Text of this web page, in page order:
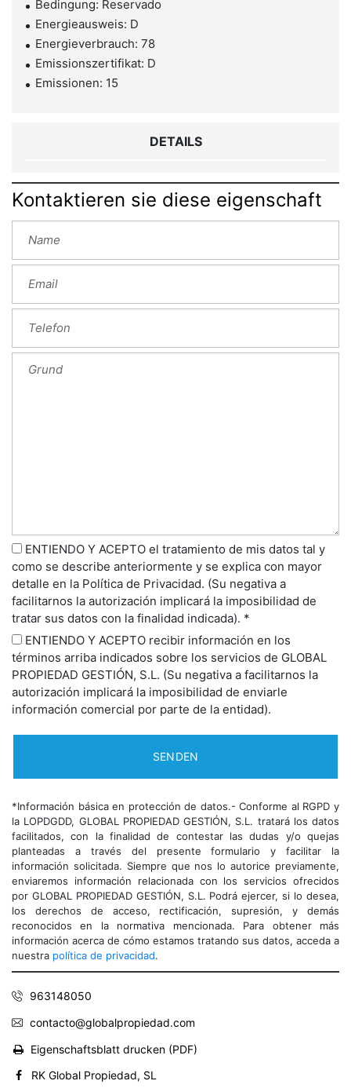
Bedingung: Reservado
Energieausweis: D
Energieverbrauch: 78
Emissionszertifikat: D
Emissionen: 15
DETAILS
Kontaktieren sie diese eigenschaft
ENTIENDO Y ACEPTO el tratamiento de mis datos tal y
como se describe anteriormente y se explica con mayor
detalle en la Política de Privacidad. (Su negativa a
facilitarnos la autorización implicará la imposibilidad de
tratar sus datos con la finalidad indicada). *
ENTIENDO Y ACEPTO recibir información en los
términos arriba indicados sobre los servicios de GLOBAL
PROPIEDAD GESTIÓN, S.L. (Su negativa a facilitarnos la
autorización implicará la imposibilidad de enviarle
información comercial por parte de la entidad).
*Información básica en protección de datos.- Conforme al RGPD y
la LOPDGDD, GLOBAL PROPIEDAD GESTIÓN, S.L. tratará los datos
facilitados, con la finalidad de contestar las dudas y/o quejas
planteadas a través del presente formulario y facilitar la
información solicitada. Siempre que nos lo autorice previamente,
enviaremos información relacionada con los servicios ofrecidos
por GLOBAL PROPIEDAD GESTIÓN, S.L. Podrá ejercer, si lo desea,
los derechos de acceso, rectificación, supresión, y demás
reconocidos en la normativa mencionada. Para obtener más
información acerca de cómo estamos tratando sus datos, acceda a
nuestra política de privacidad.
963148050
contacto@globalpropiedad.com
Eigenschaftsblatt drucken (PDF)
RK Global Propiedad, SL